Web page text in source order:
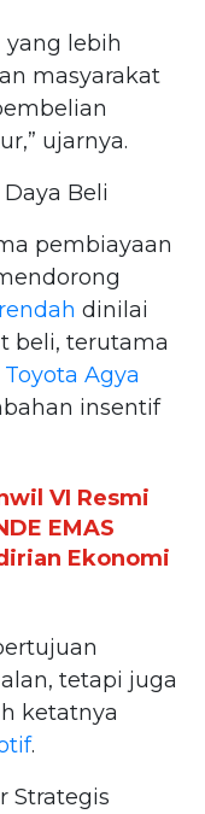
yang lebih
masyarakat
ujarnya.
Beli
pembiayaan
dinilai
beli, terutama
Toyota Agya
insentif
VI Resmi
EMAS
Ekonomi
tetapi juga
ketatnya
.
Strategis